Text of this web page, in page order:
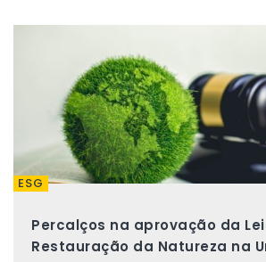
ESG
Percalços na aprovação da
Restauração da Natureza na